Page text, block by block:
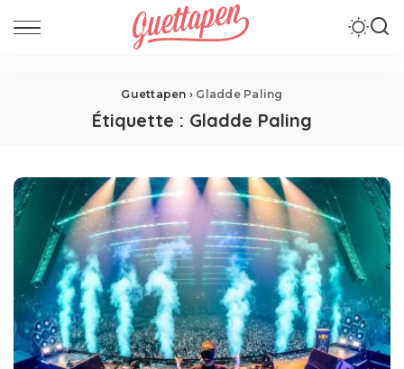
Guettapen › Gladde Paling
Étiquette : Gladde Paling